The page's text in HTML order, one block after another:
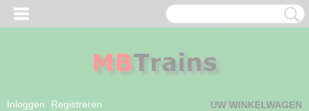
Inloggen Registreren UW WINKELWAGEN